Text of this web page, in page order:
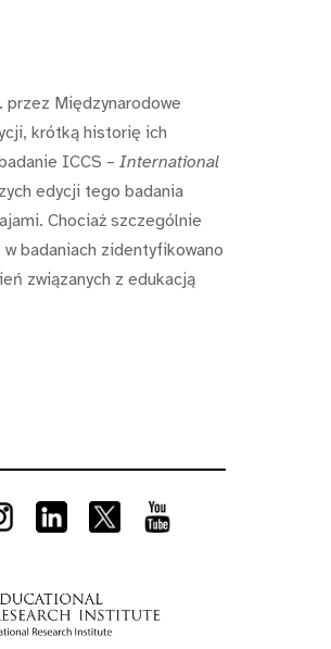
Międzynarodowe
krótką historię ich
ICCS – International
edycji tego badania
Chociaż szczególnie
badaniach zidentyfikowano
związanych z edukacją